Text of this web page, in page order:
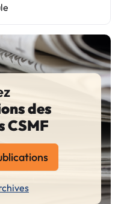
des
CSMF